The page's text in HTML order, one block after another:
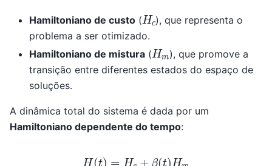
Hamiltoniano de custo ( Hc), que representa o
problema a ser otimizado.
Hamiltoniano de mistura ( Hm), que promove a
transição entre diferentes estados do espaço de
soluções.
A dinâmica total do sistema é dada por um
Hamiltoniano dependente do tempo:
H(t Hc β (t)H m